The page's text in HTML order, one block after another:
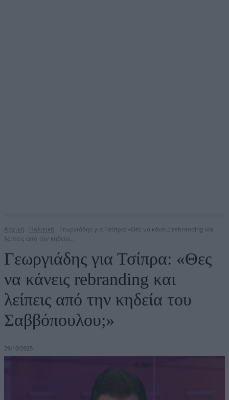
Αρχική Πολιτική
Γεωργιάδης για Τσίπρα: «Θες να κάνεις rebranding και
λείπεις από την κηδεία...
Γεωργιάδης για Τσίπρα: «Θες
να κάνεις rebranding και
λείπεις από την κηδεία του
Σαββόπουλου;»
29/10/2025